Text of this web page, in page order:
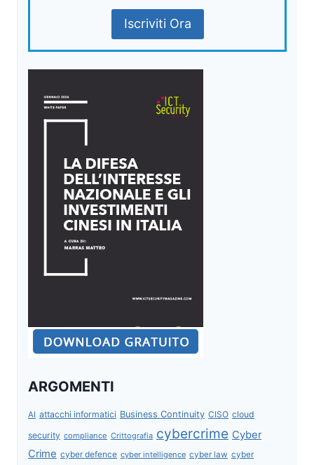
Iscriviti Ora
ARGOMENTI
AI attacchi informatici Business Continuity CISO cloud
security compliance Crittografia cybercrime Cyber
Crime cyber defence cyber intelligence cyber law cyber